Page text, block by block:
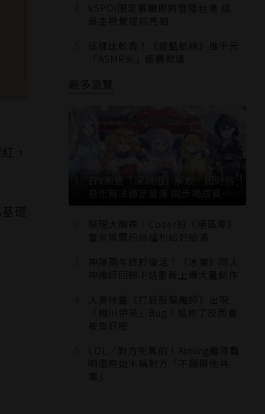
，
礎
VSPO!限定餐廳即將登陸台港 成
員主視覺提前亮相
這樣比較香！《碧藍航線》推千元
「ASMR米」飯糰掀議
最多瀏覽
惡化無法穩定營運 同步揭成員未
來去向
展現大胸襟！Coser扮《絕區零》
蕾米埃爾粉絲福利給好給滿
神隱兩年終於復活！《冰菓》同人
神繪師回歸 P站重新上傳大量創作
人妻除靈《打屁股驅魔師》出現
「梅川伊芙」Bug！這修了反而會
被負評吧
LOL／對方先罵的！Aiming離隊聲
明還原始末稱對方「不願與他共
事」